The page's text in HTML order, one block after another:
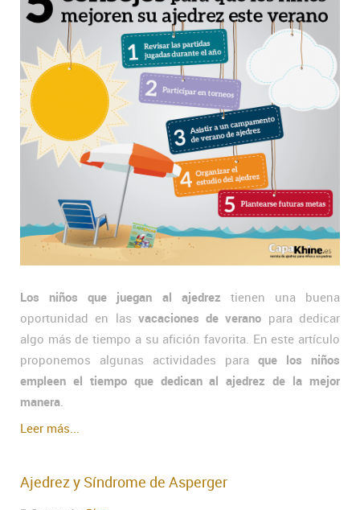
Los niños que juegan al ajedrez tienen una buena
oportunidad en las vacaciones de verano para dedicar
algo más de tiempo a su afición favorita. En este artículo
proponemos algunas actividades para que los niños
empleen el tiempo que dedican al ajedrez de la mejor
manera
Leer más...
Ajedrez y Síndrome de Asperger